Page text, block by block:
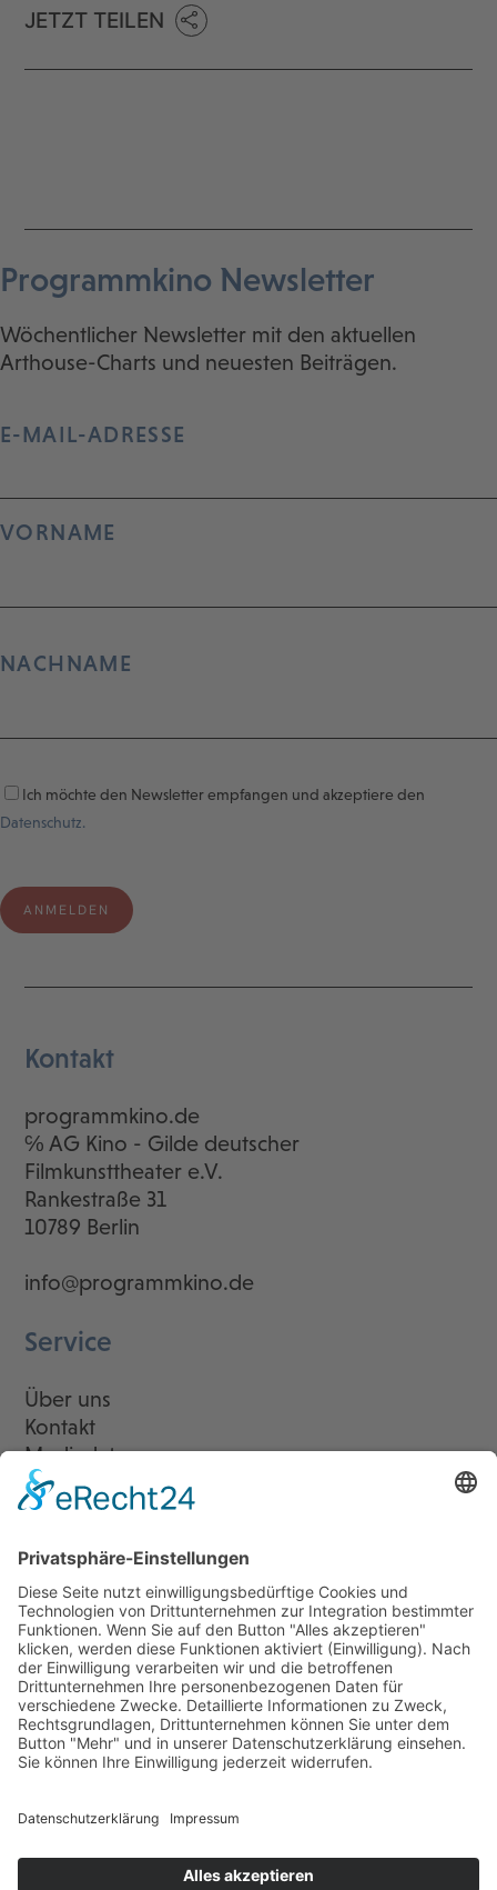
JETZT TEILEN
Programmkino Newsletter
Wöchentlicher Newsletter mit den aktuellen
Arthouse-Charts und neuesten Beiträgen.
E-MAIL-ADRESSE
VORNAME
NACHNAME
Ich möchte den Newsletter empfangen und akzeptiere den
Datenschutz.
Kontakt
programmkino.de
℅ AG Kino - Gilde deutscher
Filmkunsttheater e.V.
Rankestraße 31
10789 Berlin
info@programmkino.de
Service
Über uns
Kontakt
Mediadaten
Newsletter
LogIn
Legal
Impressum
Datenschutzerklärung
Cookie-Einstellungen
Programmkino.de richtet sich an Film- und Kinobegeisterte jeden